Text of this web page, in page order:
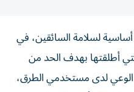
6 إرشادات أساسية لسلامة السائقين، في
أطلقتها بهدف الحد من
لدى مستخدمي الطرق،